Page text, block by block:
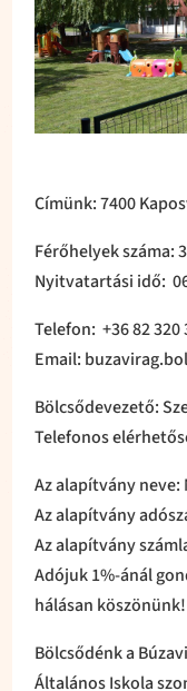
Címünk: 7400
Férőhelyek száma:
Nyitvatartási idő:
​Telefon: +36 82 320
Email:
Bölcsődevezető:
Telefonos
Az alapítvány
Az alapítvány
Az alapítvány
Adójuk 1%-ánál
hálásan köszönünk!
Bölcsődénk a
Általános Iskola